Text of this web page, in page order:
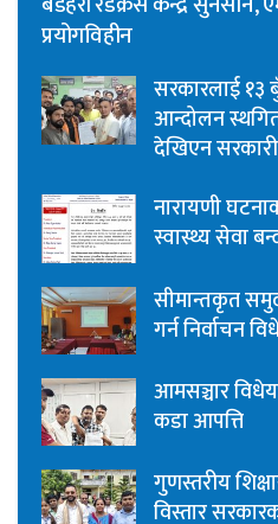
प्रयोगविहीन
सरकारलाई १३
आन्दोलन
देखिएन सरकारी
नारायणी
स्वास्थ्य सेवा
सीमान्तकृत
गर्न निर्वाचन
आमसञ्चार
कडा आपत्ति
गुणस्तरीय
विस्तार